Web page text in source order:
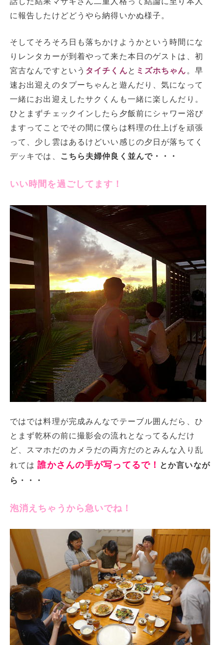
に報告したけどどうやら納得いかぬ様子。
そしてそろそろ日も落ちかけようかという時間にな
りレンタカーが到着やって来た本日のゲストは、初
宮古なんですという タイチくんと ミズホちゃん 。早
速お出迎えのタプーちゃんと遊んだり、気になって
一緒にお出迎えしたサクくんも一緒に楽しんだり。
ひとまずチェックインしたら夕飯前にシャワー浴び
ますってことでその間に僕らは料理の仕上げを頑張
って、少し雲はあるけどいい感じの夕日が落ちてく
デッキでは、
こちら夫婦仲良く並んで・・・
いい時間を過ごしてます！
ではでは料理が完成みんなでテーブル囲んだら、ひ
とまず乾杯の前に撮影会の流れとなってるんだけ
ど、スマホだのカメラだの両方だのとみんな入り乱
れては誰かさんの手が写ってるで！ とか言いなが
ら・・・
泡消えちゃうから急いでね！